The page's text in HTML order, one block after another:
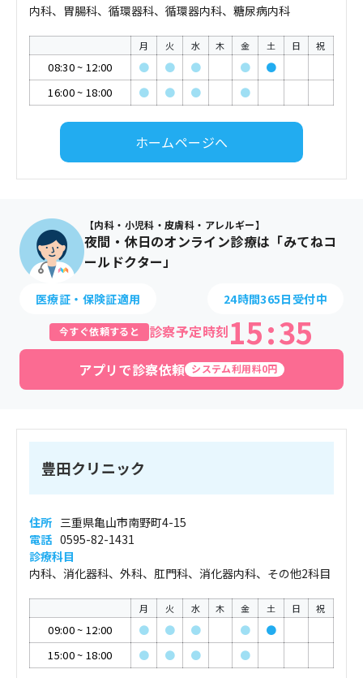
内科、胃腸科、循環器科、循環器内科、糖尿病内科
月 火 水 木 金 土 日 祝
08:30~ 12:00 ● ● ● ●
●
16:00~ 18:00 ● ● ● ●
ホームページへ
【内科・小児科・皮膚科・アレルギー】
夜間・休日のオンライン診療は「みてねコ
ールドクター」
医療証・保険証適用 24時間365日受付中
今すぐ依頼すると 診察予定時刻15:35
アプリで診察依頼 システム利用料0円
豊田クリニック
住所 三重県亀山市南野町4-15
電話 0595-82-1431
診療科目
内科、消化器科、外科、肛門科、消化器内科、その他2科目
月 火 水 木 金 土 日 祝
09:00~ 12:00 ● ● ● ●
●
15:00~ 18:00 ● ● ● ●